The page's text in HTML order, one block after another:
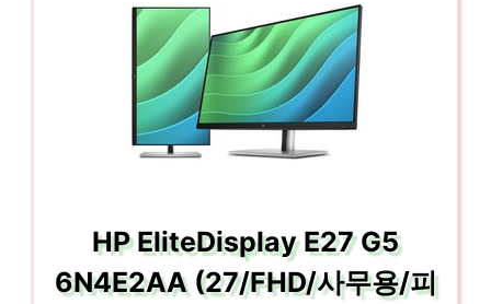
HP EliteDisplay E27 G5
6N4E2AA (27/FHD/사무용/피